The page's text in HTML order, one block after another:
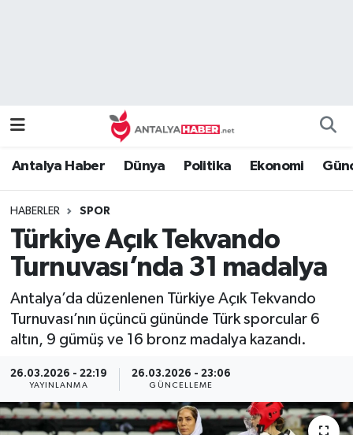
Antalya Haber Dünya Politika Ekonomi
HABERLER SPOR
Türkiye Açık Tekvando
Turnuvası’nda 31 madalya
Antalya’da düzenlenen Türkiye Açık Tekvando
Turnuvası’nın üçüncü gününde Türk sporcular 6
altın, 9 gümüş ve 16 bronz madalya kazandı.
26.03.2026 - 22:19
YAYINLANMA
26.03.2026 - 23:06
GÜNCELLEME
Genel
Güncel
Güvenlik
Kültür Sanat
Magazin
Namaz Vakitleri
Tüm Manşetler
Son Dakika Haberleri
Haber Arşivi